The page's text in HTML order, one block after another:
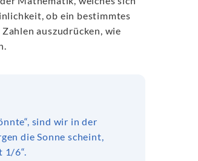
ob ein bestimmtes
auszudrücken, wie
sind wir in der
die Sonne scheint,
1/6“.